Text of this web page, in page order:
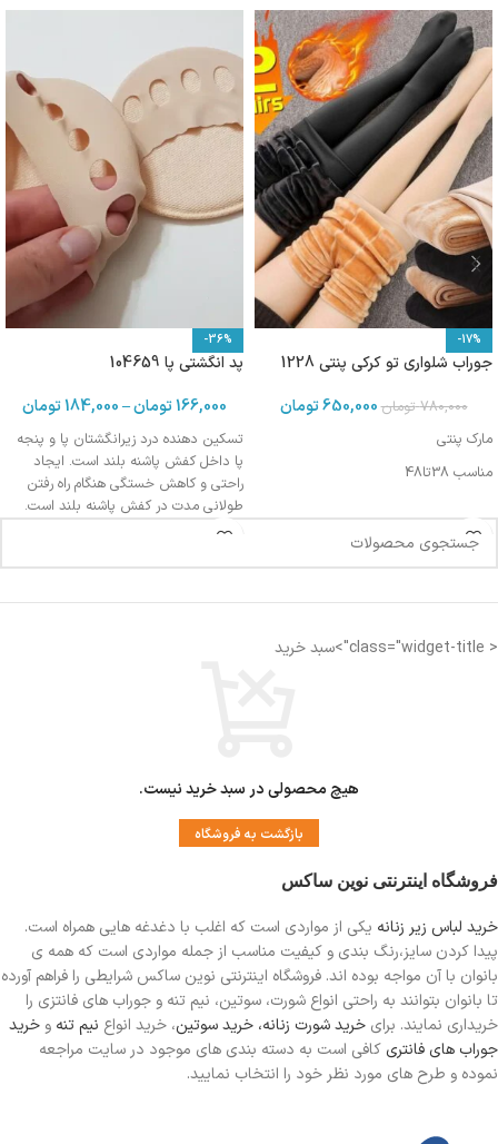
-17%
جوراب شلواری تو کرکی پنتی 1228
780,000 تومان650,000تومان
مارک پنتی
مناسب 38تا48
-36%
پد انگشتی پا 104659
166,000تومان–
184,000تومان
تسکین دهنده درد زیرانگشتان پا و پنجه
پا داخل کفش پاشنه بلند است. ایجاد
راحتی و کاهش خستگی هنگام راه رفتن
طولانی مدت در کفش پاشنه بلند است.
جلوگیری از ایجاد تاول یا پوسته پوسته
است.
< class="widget-title">سبد خرید
هیچ محصولی در سبد خرید نیست.
بازگشت به فروشگاه
فروشگاه اینترنتی نوین ساکس
خرید لباس زیر زنانه یکی از مواردی است که اغلب با دغدغه هایی همراه است.
پیدا کردن سایز،رنگ بندی و کیفیت مناسب از جمله مواردی است که همه ی
بانوان با آن مواجه بوده اند. فروشگاه اینترنتی نوین ساکس شرایطی را فراهم آورده
تا بانوان بتوانند به راحتی انواع شورت، سوتین، نیم تنه و جوراب های فانتزی را
خریداری نمایند. برای خرید شورت زنانه، خرید سوتین، خرید انواع نیم تنه و خرید
جوراب های فانتری کافی است به دسته بندی های موجود در سایت مراجعه
نموده و طرح های مورد نظر خود را انتخاب نمایید.